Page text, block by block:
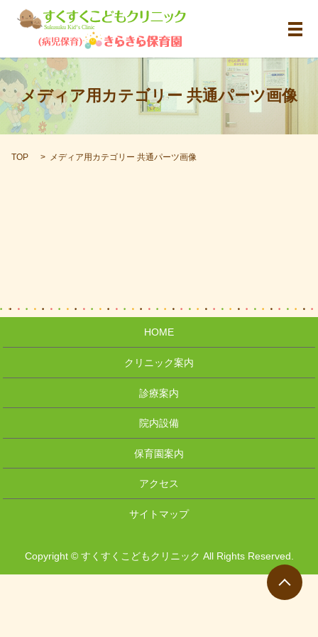
メ
メディア用カテゴリー 共通パーツ画像
TOP メディア用カテゴリー 共通パーツ画像
HOME
クリニック案内
診療案内
院内設備
保育園案内
アクセス
サイトマップ
Copyright © すくすくこどもクリニック All Rights Reserved.